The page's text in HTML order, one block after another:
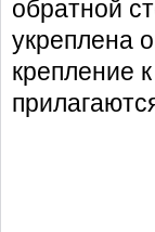
обратной
укреплена
крепление